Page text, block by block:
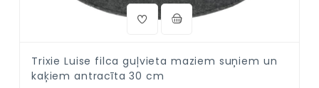
Trixie Luise filca guļvieta maziem suņiem un
kaķiem antracīta 30 cm